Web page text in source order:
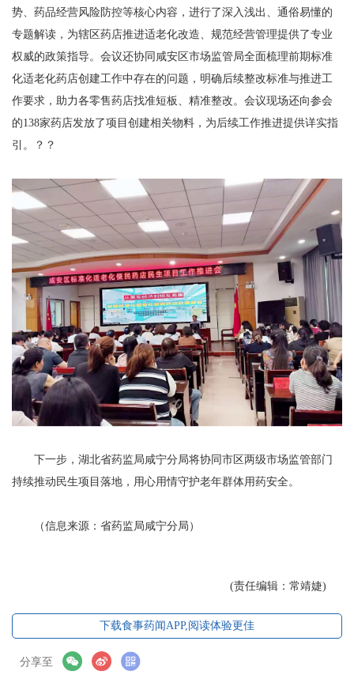
势、药品经营风险防控等核心内容，进行了深入浅出、通俗易懂的
专题解读，为辖区药店推进适老化改造、规范经营管理提供了专业
权威的政策指导。会议还协同咸安区市场监管局全面梳理前期标准
化适老化药店创建工作中存在的问题，明确后续整改标准与推进工
作要求，助力各零售药店找准短板、精准整改。会议现场还向参会
的138家药店发放了项目创建相关物料，为后续工作推进提供详实指
引。？？
下一步，湖北省药监局咸宁分局将协同市区两级市场监管部门
持续推动民生项目落地，用心用情守护老年群体用药安全。
（信息来源：省药监局咸宁分局）
(责任编辑：常靖婕)
下载食事药闻APP,阅读体验更佳
分享至